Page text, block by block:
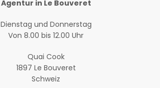
Agentur in Le Bouveret
Dienstag und Donnerstag
Von 8.00 bis 12.00 Uhr
Quai Cook
1897 Le Bouveret
Schweiz